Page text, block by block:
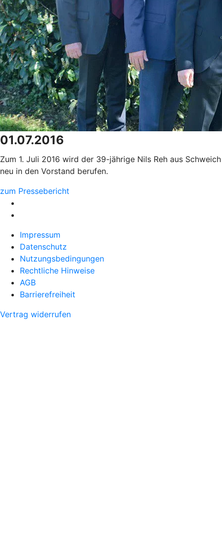
01.07.2016
Zum 1. Juli 2016 wird der 39-jährige Nils Reh aus Schweich
neu in den Vorstand berufen.
zum Pressebericht
Impressum
Datenschutz
Nutzungsbedingungen
Rechtliche Hinweise
AGB
Barrierefreiheit
Vertrag widerrufen